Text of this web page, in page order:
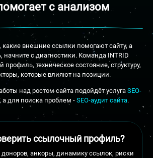
с анализом
какие внешние ссылки помогают сайту, а
начните с диагностики. Команда INTRID
техническое состояние, структуру,
которые влияют на позиции.
над ростом сайта подойдёт услуга SEO-
, а для поиска проблем - SEO-аудит сайта.
ссылочный профиль?
анкоры, динамику ссылок, риски